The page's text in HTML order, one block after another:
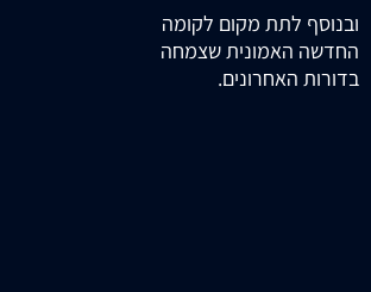
ובנוסף לתת מקום לקומה
החדשה האמונית שצמחה
בדורות האחרונים.